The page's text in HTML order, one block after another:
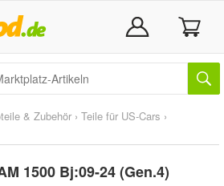
& Zubehör › Teile für US-Cars ›
1500 Bj:09-24 (Gen.4)